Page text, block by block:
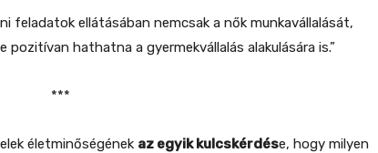
feladatok ellátásában nemcsak a nők munkavállalását,
hathatna a gyermekvállalás alakulására is.”
***
életminőségének az egyik kulcskérdése, hogy milyen